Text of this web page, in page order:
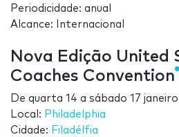
Periodicidade: anual
Alcance: Internacional
Nova Edição United
Coaches Convention
De quarta 14 a sábado 17
Local: Philadelphia
Cidade: Filadélfia